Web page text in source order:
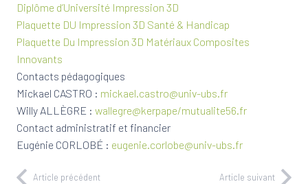
Diplôme d’Université Impression 3D
Plaquette DU Impression 3D Santé & Handicap
Plaquette Du Impression 3D Matériaux Composites
Innovants
Contacts pédagogiques
Mickael CASTRO : mickael.castro@univ-ubs.fr
Willy ALLÈGRE : wallegre@kerpape/mutualite56.fr
Contact administratif et financier
Eugénie CORLOBÉ : eugenie.corlobe@univ-ubs.fr
Article précédent Article suivant